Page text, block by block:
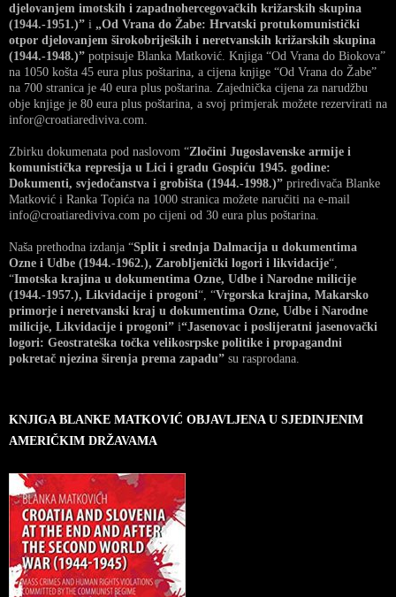
djelovanjem imotskih i zapadnohercegovačkih križarskih skupina
(1944.-1951.)” i „Od Vrana do Žabe: Hrvatski protukomunistički
otpor djelovanjem širokobrijeških i neretvanskih križarskih skupina
(1944.-1948.)” potpisuje Blanka Matković. Knjiga “Od Vrana do Biokova”
na 1050 košta 45 eura plus poštarina, a cijena knjige “Od Vrana do Žabe”
na 700 stranica je 40 eura plus poštarina. Zajednička cijena za narudžbu
obje knjige je 80 eura plus poštarina, a svoj primjerak možete rezervirati na
infor@croatiarediviva.com.
Zbirku dokumenata pod naslovom “Zločini Jugoslavenske armije i
komunistička represija u Lici i gradu Gospiću 1945. godine:
Dokumenti, svjedočanstva i grobišta (1944.-1998.)” priređivača Blanke
Matković i Ranka Topića na 1000 stranica možete naručiti na e-mail
info@croatiarediviva.com po cijeni od 30 eura plus poštarina.
Naša prethodna izdanja “Split i srednja Dalmacija u dokumentima
Ozne i Udbe (1944.-1962.), Zarobljenički logori i likvidacije“,
“Imotska krajina u dokumentima Ozne, Udbe i Narodne milicije
(1944.-1957.), Likvidacije i progoni“, “Vrgorska krajina, Makarsko
primorje i neretvanski kraj u dokumentima Ozne, Udbe i Narodne
milicije, Likvidacije i progoni” i“Jasenovac i poslijeratni jasenovački
logori: Geostrateška točka velikosrpske politike i propagandni
pokretač njezina širenja prema zapadu” su rasprodana.
KNJIGA BLANKE MATKOVIĆ OBJAVLJENA U SJEDINJENIM
AMERIČKIM DRŽAVAMA